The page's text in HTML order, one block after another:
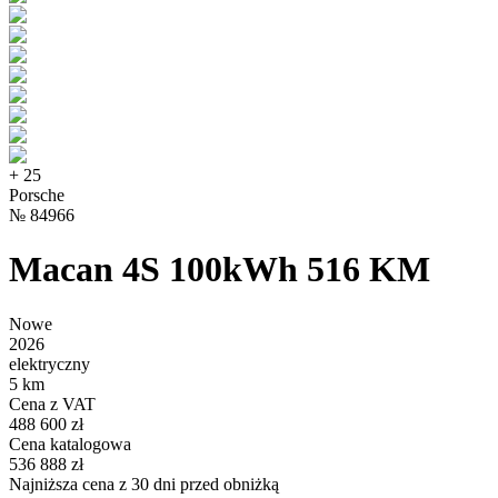
+ 25
Porsche
№ 84966
Macan 4S 100kWh 516 KM
Nowe
2026
elektryczny
5 km
Cena z VAT
488 600 zł
Cena katalogowa
536 888 zł
Najniższa cena z 30 dni przed obniżką